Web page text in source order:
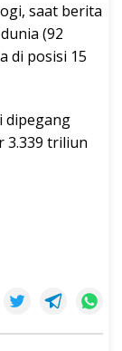
saat berita
(92
di posisi 15
dipegang
3.339 triliun